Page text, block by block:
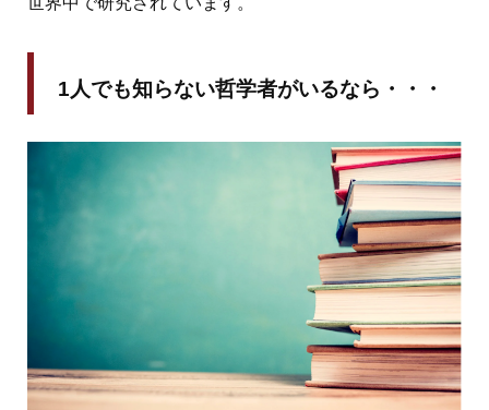
1人でも知らない哲学者がいるなら・・・